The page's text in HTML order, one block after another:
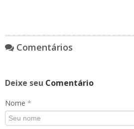
Comentários
Deixe seu Comentário
Nome *